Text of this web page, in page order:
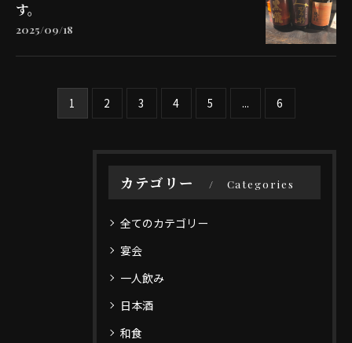
す。
2025/09/18
1 2 3 4 5 ... 6
カテゴリー Categories
全てのカテゴリー
宴会
一人飲み
日本酒
和食